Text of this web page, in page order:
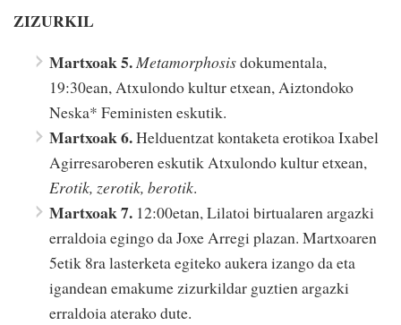
ZIZURKIL
Martxoak 5.Metamorphosisdokumentala,
19:30ean, Atxulondo kultur etxean, Aiztondoko
Neska* Feministen eskutik.
Martxoak 6.Helduentzat kontaketa erotikoa Ixabel
Agirresaroberen eskutik Atxulondo kultur etxean,
Erotik, zerotik, berotik.
Martxoak 7. 12:00etan, Lilatoi birtualaren argazki
erraldoia egingo da Joxe Arregi plazan. Martxoaren
5etik 8ra lasterketa egiteko aukera izango da eta
igandean emakume zizurkildar guztien argazki
erraldoia aterako dute.